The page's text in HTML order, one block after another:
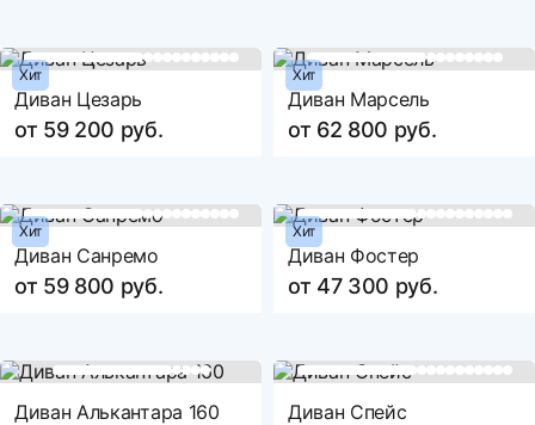
Хит
Диван Цезарь
от 59 200 руб.
Хит
Диван Марсель
от 62 800 руб.
Хит
Диван Санремо
от 59 800 руб.
Хит
Диван Фостер
от 47 300 руб.
Диван Алькантара 160 Диван Спейс